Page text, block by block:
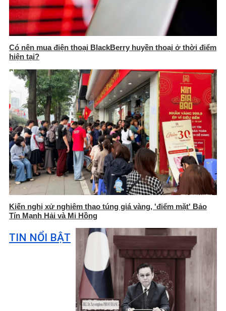
Có nên mua điện thoại BlackBerry huyền thoại ở thời điểm
hiện tại?
Kiến nghị xử nghiêm thao túng giá vàng, 'điểm mặt' Bảo
Tín Mạnh Hải và Mi Hồng
TIN NỔI BẬT